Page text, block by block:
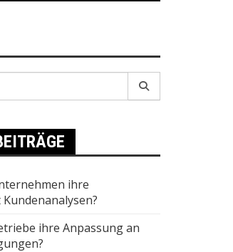
ihre
ihre Anpassung an